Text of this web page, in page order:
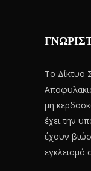
Το Δίκτυο
μη
έχει την
έχουν
εγκλεισμό